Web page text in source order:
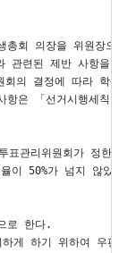
회 의장을 위원장
관련된 제반 사항을
의 결정에 따라 학
은 「선거시행세칙
표관리위원회가 정한
이 50%가 넘지 않았
로 한다.
게 하기 위하여 우